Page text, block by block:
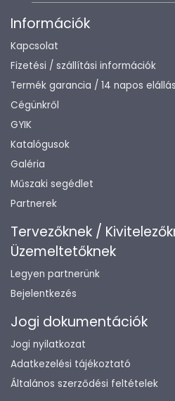
Információk
Kapcsolat
Fizetési / szállítási információk
Termék garancia / 14 napos elállás
Cégünkről
GYIK
Katalógusok
Galéria
Műszaki segédlet
Partnerek
Tervezőknek /
Üzemeltetőknek
Legyen partnerünk
Bejelentkezés
Jogi dokumentációk
Jogi nyilatkozat
Adatkezelési tájékoztató
Általános szerződési feltételek